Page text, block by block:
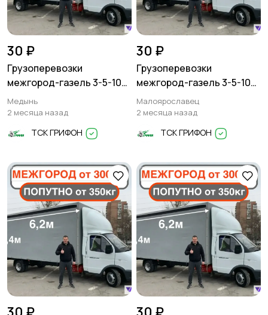
30 ₽
Грузоперевозки
межгород-газель 3-5-10
тонн
Медынь
2 месяца назад
ТСК ГРИФОН
30 ₽
Грузоперевозки
межгород-газель 3-5-10
тонн
Малоярославец
2 месяца назад
ТСК ГРИФОН